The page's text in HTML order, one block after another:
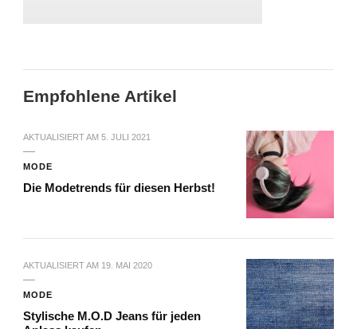
Empfohlene Artikel
AKTUALISIERT AM 5. JULI 2021
MODE
Die Modetrends für diesen Herbst!
AKTUALISIERT AM 19. MAI 2020
MODE
Stylische M.O.D Jeans für jeden